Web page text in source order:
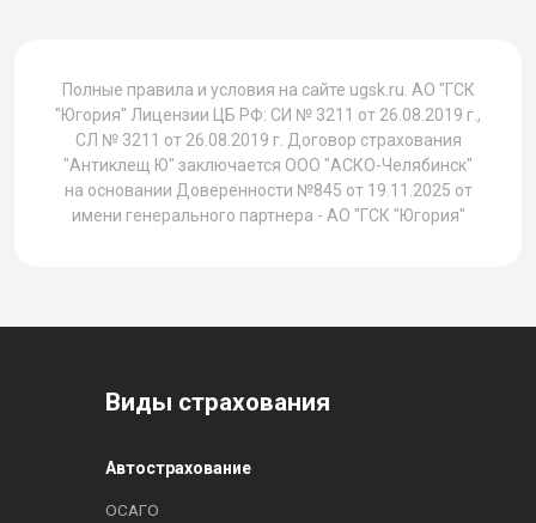
Полные правила и условия на сайте ugsk.ru. АО "ГСК
"Югория" Лицензии ЦБ РФ: СИ № 3211 от 26.08.2019 г.,
СЛ № 3211 от 26.08.2019 г. Договор страхования
"Антиклещ Ю" заключается ООО "АСКО-Челябинск"
на основании Доверенности №845 от 19.11.2025 от
имени генерального партнера - АО "ГСК "Югория"
Виды страхования
Автострахование
ОСАГО